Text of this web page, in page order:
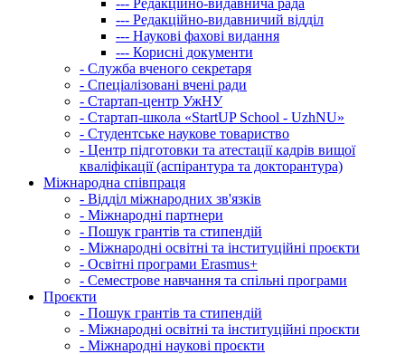
--- Редакційно-видавничий відділ
--- Наукові фахові видання
--- Корисні документи
- Служба вченого секретаря
- Спеціалізовані вчені ради
- Стартап-центр УжНУ
- Стартап-школа «StartUP School - UzhNU»
- Студентське наукове товариство
- Центр підготовки та атестації кадрів вищої
кваліфікації (аспірантура та докторантура)
Міжнародна співпраця
- Відділ міжнародних зв'язків
- Міжнародні партнери
- Пошук грантів та стипендій
- Міжнародні освітні та інституційні проєкти
- Освітні програми Erasmus+
- Семестрове навчання та спільні програми
Проєкти
- Пошук грантів та стипендій
- Міжнародні освітні та інституційні проєкти
- Міжнародні наукові проєкти